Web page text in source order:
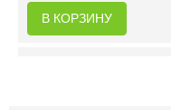
В КОРЗИНУ